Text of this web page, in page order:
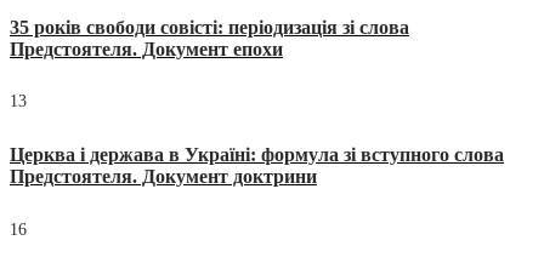
35 років свободи совісті: періодизація зі слова
Предстоятеля. Документ епохи
13
Церква і держава в Україні: формула зі вступного слова
Предстоятеля. Документ доктрини
16